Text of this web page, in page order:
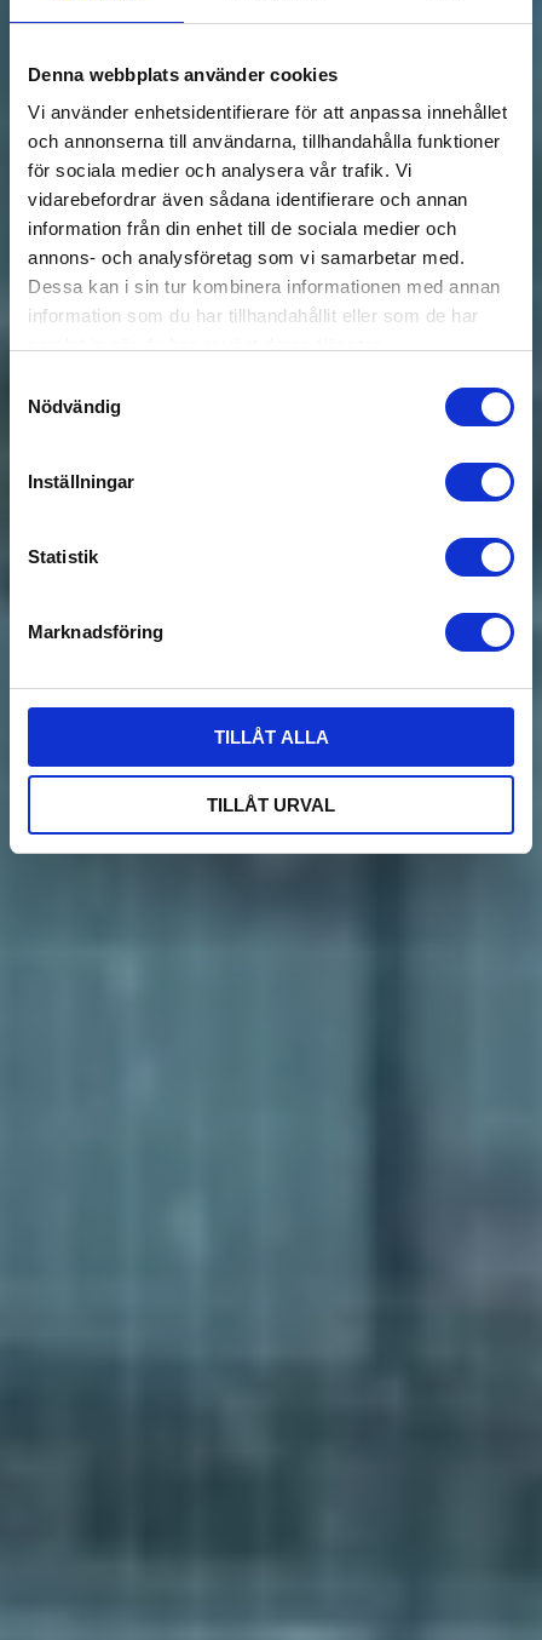
Denna webbplats använder cookies
Vi använder enhetsidentifierare för att anpassa innehållet
och annonserna till användarna, tillhandahålla funktioner
för sociala medier och analysera vår trafik. Vi
vidarebefordrar även sådana identifierare och annan
information från din enhet till de sociala medier och
annons- och analysföretag som vi samarbetar med.
Dessa kan i sin tur kombinera informationen med annan
information som du har tillhandahållit eller som de har
Nödvändig
Inställningar
Statistik
Marknadsföring
TILLÅT ALLA
TILLÅT URVAL